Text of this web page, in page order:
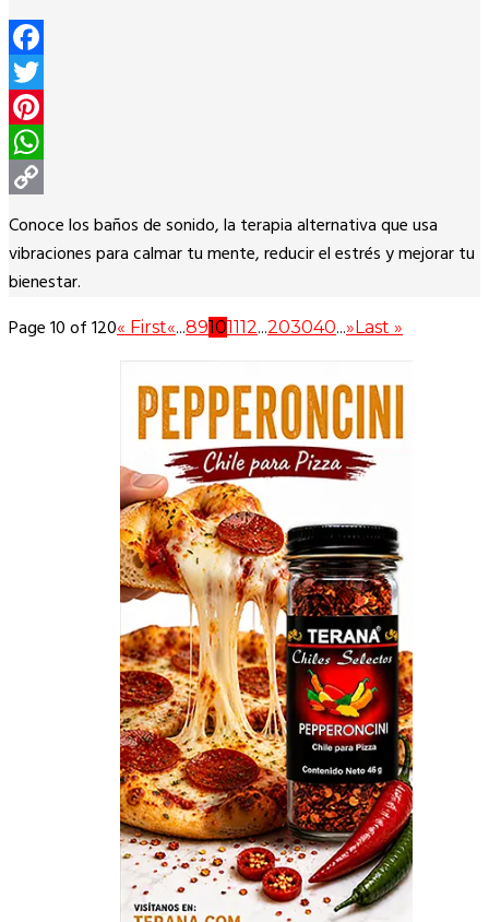
Facebook
Twitter
Pinterest
WhatsApp
Copy
Link
Conoce los baños de sonido, la terapia alternativa que usa
vibraciones para calmar tu mente, reducir el estrés y mejorar tu
bienestar.
Page 10 of 120« First«...89101112...203040...»Last »